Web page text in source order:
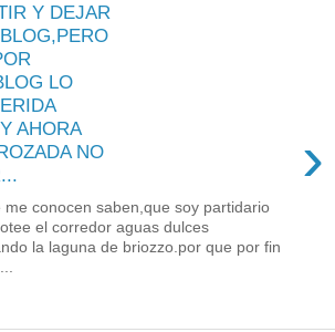
Y DEJAR
LO
AHORA
NO
›
me conocen saben,que soy partidario
el corredor aguas dulces
la laguna de briozzo.por que por fin